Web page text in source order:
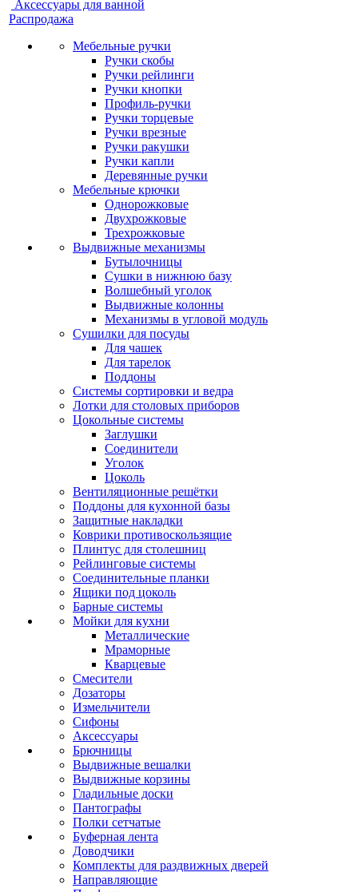
Аксессуары для ванной
Распродажа
Мебельные ручки
Ручки скобы
Ручки рейлинги
Ручки кнопки
Профиль-ручки
Ручки торцевые
Ручки врезные
Ручки ракушки
Ручки капли
Деревянные ручки
Мебельные крючки
Однорожковые
Двухрожковые
Трехрожковые
Выдвижные механизмы
Бутылочницы
Сушки в нижнюю базу
Волшебный уголок
Выдвижные колонны
Механизмы в угловой модуль
Сушилки для посуды
Для чашек
Для тарелок
Поддоны
Системы сортировки и ведра
Лотки для столовых приборов
Цокольные системы
Заглушки
Соединители
Уголок
Цоколь
Вентиляционные решётки
Поддоны для кухонной базы
Защитные накладки
Коврики противоскользящие
Плинтус для столешниц
Рейлинговые системы
Соединительные планки
Ящики под цоколь
Барные системы
Мойки для кухни
Металлические
Мраморные
Кварцевые
Смесители
Дозаторы
Измельчители
Сифоны
Аксессуары
Брючницы
Выдвижные вешалки
Выдвижные корзины
Гладильные доски
Пантографы
Полки сетчатые
Буферная лента
Доводчики
Комплекты для раздвижных дверей
Направляющие